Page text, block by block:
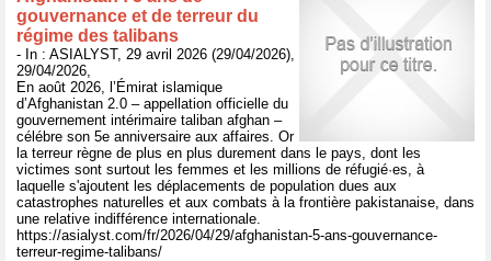
gouvernance et de terreur du
régime des talibans
- In : ASIALYST, 29 avril 2026 (29/04/2026),
29/04/2026,
En août 2026, l’Émirat islamique
d’Afghanistan 2.0 – appellation officielle du
gouvernement intérimaire taliban afghan –
célébre son 5e anniversaire aux affaires. Or
la terreur règne de plus en plus durement dans le pays, dont les
victimes sont surtout les femmes et les millions de réfugié·es, à
laquelle s'ajoutent les déplacements de population dues aux
catastrophes naturelles et aux combats à la frontière pakistanaise, dans
une relative indifférence internationale.
https://asialyst.com/fr/2026/04/29/afghanistan-5-ans-gouvernance-
terreur-regime-talibans/